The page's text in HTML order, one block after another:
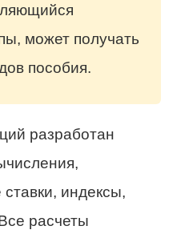
может получать
пособия.
разработан
индексы,
расчеты